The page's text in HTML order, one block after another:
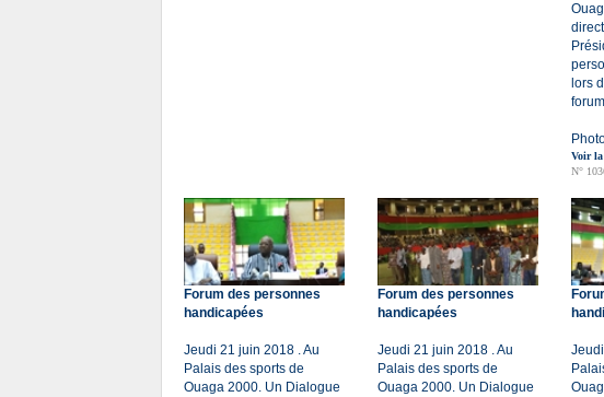
lors
Voir
N°
Forum des personnes
handicapées
Jeudi 21 juin 2018 . Au
Palais des sports de
Ouaga 2000. Un Dialogue
Forum des personnes
handicapées
Jeudi 21 juin 2018 . Au
Palais des sports de
Ouaga 2000. Un Dialogue